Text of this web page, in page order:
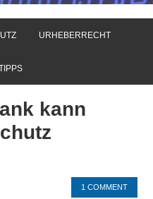
URHEBERRECHT
kann
1 COMMENT